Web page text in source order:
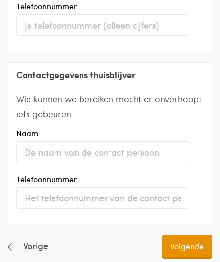
Telefoonnummer
Contactgegevens thuisblijver
Wie kunnen we bereiken mocht er onverhoopt
iets gebeuren.
Naam
Telefoonnummer
Vorige